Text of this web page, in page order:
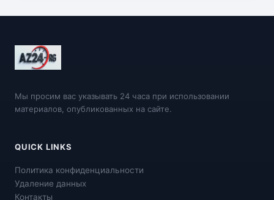
Мы просим вас указывать 24 часа при использовании
материалов, опубликованных на сайте.
QUICK LINKS
Политика конфиденциальности
Удаление данных
Контакты